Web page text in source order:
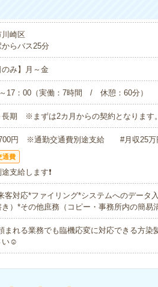
川崎区
からバス25分
のみ】月～金
17：00（実働：7時間 / 休憩：60分）
長期 ※まずは2カ月からの契約となります。
円 ※通勤交通費別途支給 #月収25万
通費
支給します❗️
客対応*ファイリング*システムへのデータ
き）*その他庶務（コピー・事務所内の簡易
まれる業務でも臨機応変に対応できる方染
い☺︎